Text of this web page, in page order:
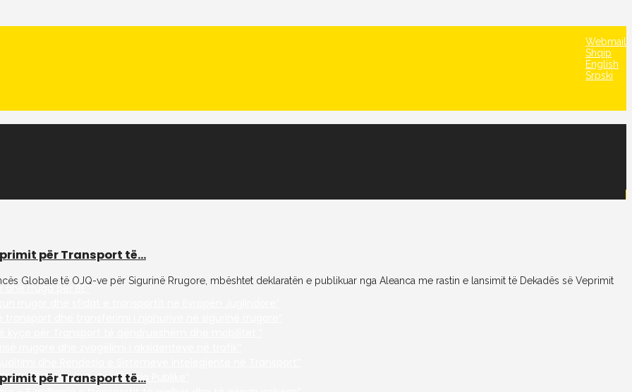
Webmail
Shqip
English
Srpski
rruga për BE”
dhe transferimi i njohurive në sigurinë rrugore”
rrugore dhe zvogëlimi i aksidenteve në trafik”
në Transport dhe Siguria Publike”
për Transport të...
Globale të OJQ-ve për Sigurinë Rrugore, mbështet deklaratën e publikuar nga Aleanca me rastin e lansimit të Dekadës së Veprimit
për Transport të...